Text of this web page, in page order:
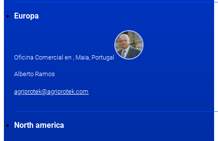
Europa
Oficina Comercial en , Maia, Portugal
Alberto Ramos
agriprotek@agriprotek.com
North america